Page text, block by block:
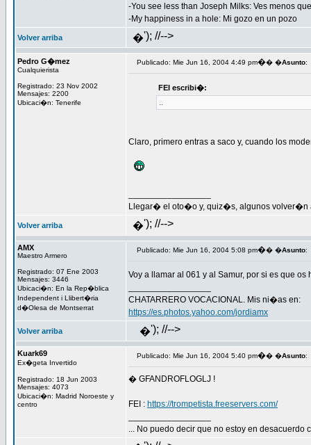
-You see less than Joseph Milks: Ves menos
-My happiness in a hole: Mi gozo en un pozo
Volver arriba �'); //-->
Pedro G�mez
Cualquierista
Registrado: 23 Nov 2002
Mensajes: 2200
Ubicaci�n: Tenerife
Publicado: Mie Jun 16, 2004 4:49 pm�� �Asunto:
FEI escribi�:
Claro, primero entras a saco y, cuando los
Llegar� el oto�o y, quiz�s, algunos volver�n
Volver arriba �'); //-->
AMX
Maestro Armero
Registrado: 07 Ene 2003
Mensajes: 3446
Ubicaci�n: En la Rep�blica
Independent i Llibert�ria
d�Olesa de Montserrat
Publicado: Mie Jun 16, 2004 5:08 pm�� �Asunto:
Voy a llamar al 061 y al Samur, por si es que
CHATARRERO VOCACIONAL. Mis ni�as en:
https://es.photos.yahoo.com/jordiamx
Volver arriba �'); //-->
Kuark69
Ex�geta Invertido
Registrado: 18 Jun 2003
Mensajes: 4073
Ubicaci�n: Madrid Noroeste y
centro
Publicado: Mie Jun 16, 2004 5:40 pm�� �Asunto:
� GFANDROFLOGLJ !
FEI : https://trompetista.freeservers.com/
... No puedo decir que no estoy en desacuerdo